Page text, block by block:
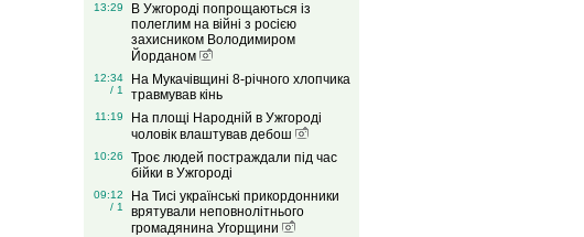
13:29
В Ужгороді попрощаються із
полеглим на війні з росією
захисником Володимиром
Йорданом
12:34
/ 1
На Мукачівщині 8-річного хлопчика
травмував кінь
11:19
На площі Народній в Ужгороді
чоловік влаштував дебош
10:26
Троє людей постраждали під час
бійки в Ужгороді
09:12
/ 1
На Тисі українські прикордонники
врятували неповнолітнього
громадянина Угорщини